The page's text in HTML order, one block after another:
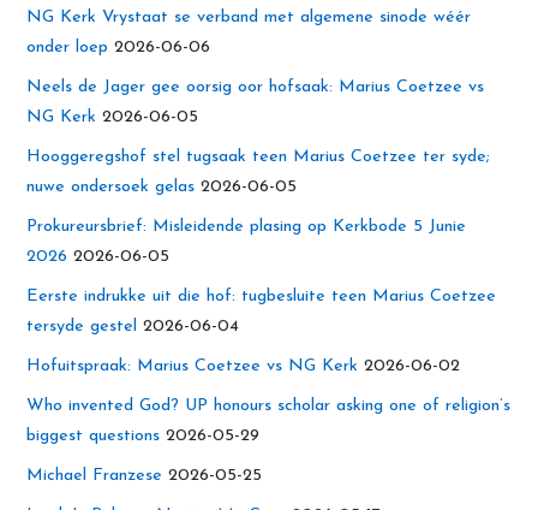
NG Kerk Vrystaat se verband met algemene sinode wéér
onder loep 2026-06-06
Neels de Jager gee oorsig oor hofsaak: Marius Coetzee vs
NG Kerk 2026-06-05
Hooggeregshof stel tugsaak teen Marius Coetzee ter syde;
nuwe ondersoek gelas 2026-06-05
Prokureursbrief: Misleidende plasing op Kerkbode 5 Junie
2026 2026-06-05
Eerste indrukke uit die hof: tugbesluite teen Marius Coetzee
tersyde gestel 2026-06-04
Hofuitspraak: Marius Coetzee vs NG Kerk 2026-06-02
Who invented God? UP honours scholar asking one of religion’s
biggest questions 2026-05-29
Michael Franzese 2026-05-25